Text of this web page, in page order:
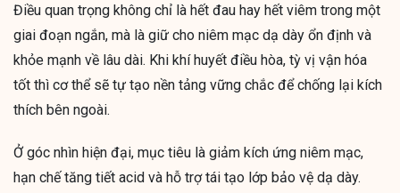
Điều quan trọng không chỉ là hết đau hay hết viêm trong một
giai đoạn ngắn, mà là giữ cho niêm mạc dạ dày ổn định và
khỏe mạnh về lâu dài. Khi khí huyết điều hòa, tỳ vị vận hóa
tốt thì cơ thể sẽ tự tạo nền tảng vững chắc để chống lại kích
thích bên ngoài.
Ở góc nhìn hiện đại, mục tiêu là giảm kích ứng niêm mạc,
hạn chế tăng tiết acid và hỗ trợ tái tạo lớp bảo vệ dạ dày.